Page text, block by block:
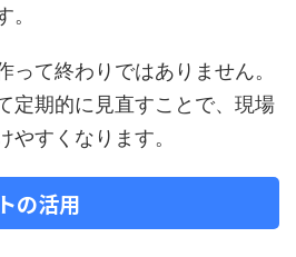
。
って終わりではありません。
定期的に見直すことで、現場
やすくなります。
の活用